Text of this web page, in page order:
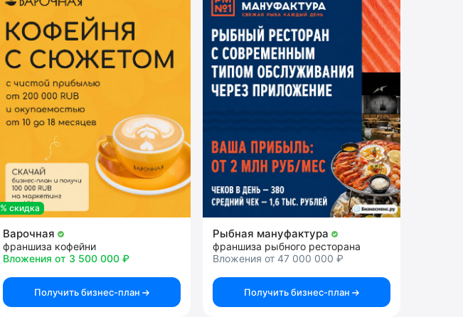
% скидка
Варочная
франшиза кофейни
Вложения от 3 500 000 ₽
Получить бизнес-план
Рыбная мануфактура
франшиза рыбного ресторана
Вложения от 47 000 000 ₽
Получить бизнес-план